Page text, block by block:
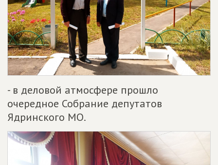
- в деловой атмосфере прошло
очередное Собрание депутатов
Ядринского МО.